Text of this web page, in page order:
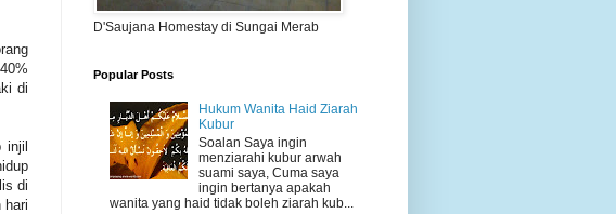
di
injil
di
hari
D'Saujana Homestay di Sungai Merab
Popular Posts
Hukum Wanita Haid Ziarah
Kubur
Soalan Saya ingin
menziarahi kubur arwah
suami saya, Cuma saya
ingin bertanya apakah
wanita yang haid tidak boleh ziarah kub...